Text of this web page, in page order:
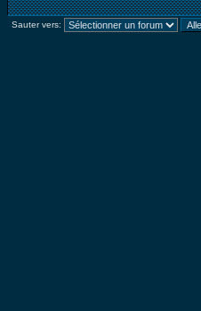
Sauter vers: